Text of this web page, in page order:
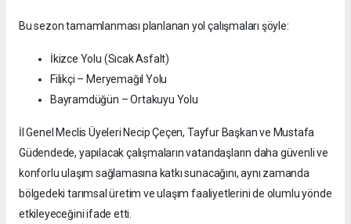
Bu sezon tamamlanması planlanan yol çalışmaları şöyle:
İkizce Yolu (Sıcak Asfalt)
Filikçi – Meryemağıl Yolu
Bayramdüğün – Ortakuyu Yolu
İl Genel Meclis Üyeleri Necip Çeçen, Tayfur Başkan ve Mustafa
Güdendede, yapılacak çalışmaların vatandaşların daha güvenli ve
konforlu ulaşım sağlamasına katkı sunacağını, aynı zamanda
bölgedeki tarımsal üretim ve ulaşım faaliyetlerini de olumlu yönde
etkileyeceğini ifade etti.